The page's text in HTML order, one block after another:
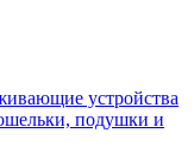
устройства
подушки и